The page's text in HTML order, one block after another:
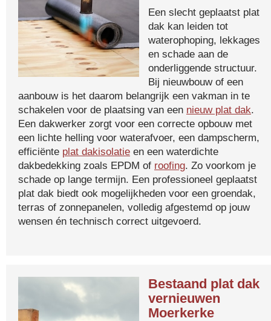
Een slecht geplaatst plat
dak kan leiden tot
waterophoping, lekkages
en schade aan de
onderliggende structuur.
Bij nieuwbouw of een
aanbouw is het daarom belangrijk een vakman in te
schakelen voor de plaatsing van een nieuw plat dak.
Een dakwerker zorgt voor een correcte opbouw met
een lichte helling voor waterafvoer, een dampscherm,
efficiënte plat dakisolatie en een waterdichte
dakbedekking zoals EPDM of roofing. Zo voorkom je
schade op lange termijn. Een professioneel geplaatst
plat dak biedt ook mogelijkheden voor een groendak,
terras of zonnepanelen, volledig afgestemd op jouw
wensen én technisch correct uitgevoerd.
Bestaand plat dak
vernieuwen
Moerkerke